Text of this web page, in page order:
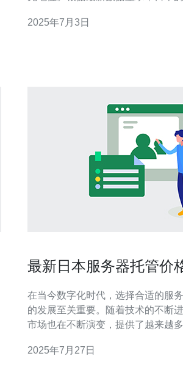
一直重视网络基础设施建设，不断
2025年7月3日
最新日本服务器托管价
在当今数字化时代，选择合适的服
的发展至关重要。随着技术的不断
市场也在不断演变，提供了越来越
入探讨日本服务器托管的最新价格
2025年7月27日